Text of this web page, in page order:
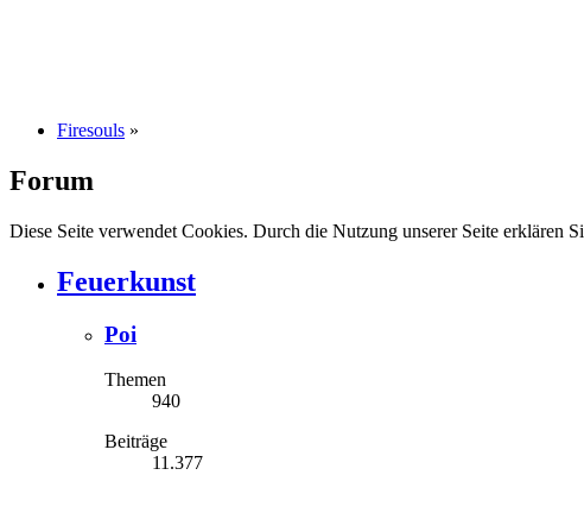
Firesouls »
Forum
Diese Seite verwendet Cookies. Durch die Nutzung unserer Seite erklären
Feuerkunst
Poi
Themen
940
Beiträge
11.377